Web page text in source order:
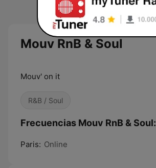
Mouv RnB & Soul
Mouv' on it
R&B / Soul
Frecuencias Mouv RnB & Soul:
Paris: Online